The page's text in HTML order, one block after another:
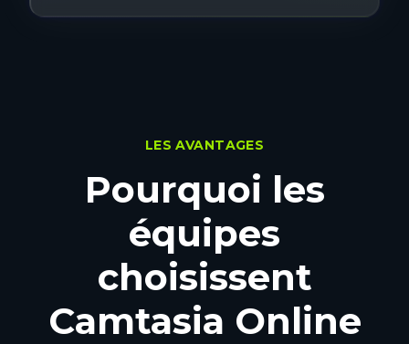
LES AVANTAGES
Pourquoi les
équipes
choisissent
Camtasia Online